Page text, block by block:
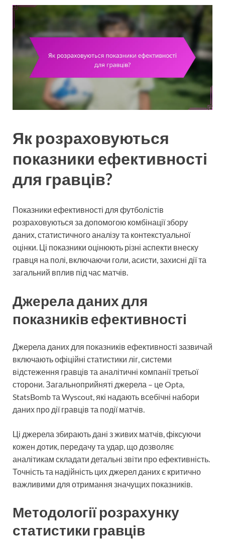
Як розраховуються
показники ефективності
для гравців?
Показники ефективності для футболістів
розраховуються за допомогою комбінації збору
даних, статистичного аналізу та контекстуальної
оцінки. Ці показники оцінюють різні аспекти внеску
гравця на полі, включаючи голи, асисти, захисні дії та
загальний вплив під час матчів.
Джерела даних для
показників ефективності
Джерела даних для показників ефективності зазвичай
включають офіційні статистики ліг, системи
відстеження гравців та аналітичні компанії третьої
сторони. Загальноприйняті джерела – це Opta,
StatsBomb та Wyscout, які надають всебічні набори
даних про дії гравців та події матчів.
Ці джерела збирають дані з живих матчів, фіксуючи
кожен дотик, передачу та удар, що дозволяє
аналітикам складати детальні звіти про ефективність.
Точність та надійність цих джерел даних є критично
важливими для отримання значущих показників.
Методології розрахунку
статистики гравців